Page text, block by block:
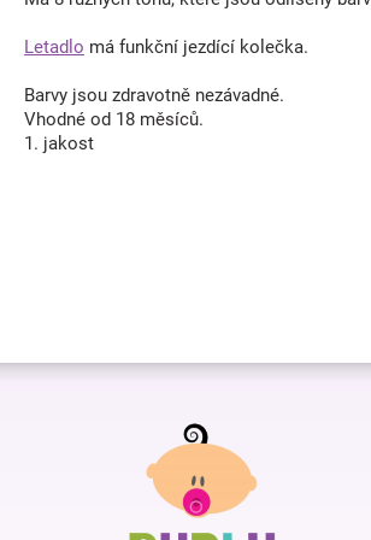
Letadlo má funkční jezdící kolečka.
Barvy jsou zdravotně nezávadné.
Vhodné od 18 měsíců.
1. jakost
Z